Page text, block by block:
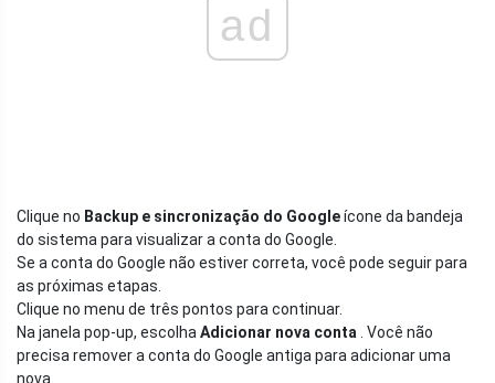
ad
Clique no Backup e sincronização do Googleícone da bandeja
do sistema para visualizar a conta do Google.
Se a conta do Google não estiver correta, você pode seguir para
as próximas etapas.
Clique no menu de três pontos para continuar.
Na janela pop-up, escolha Adicionar nova conta . Você não
precisa remover a conta do Google antiga para adicionar uma
nova.